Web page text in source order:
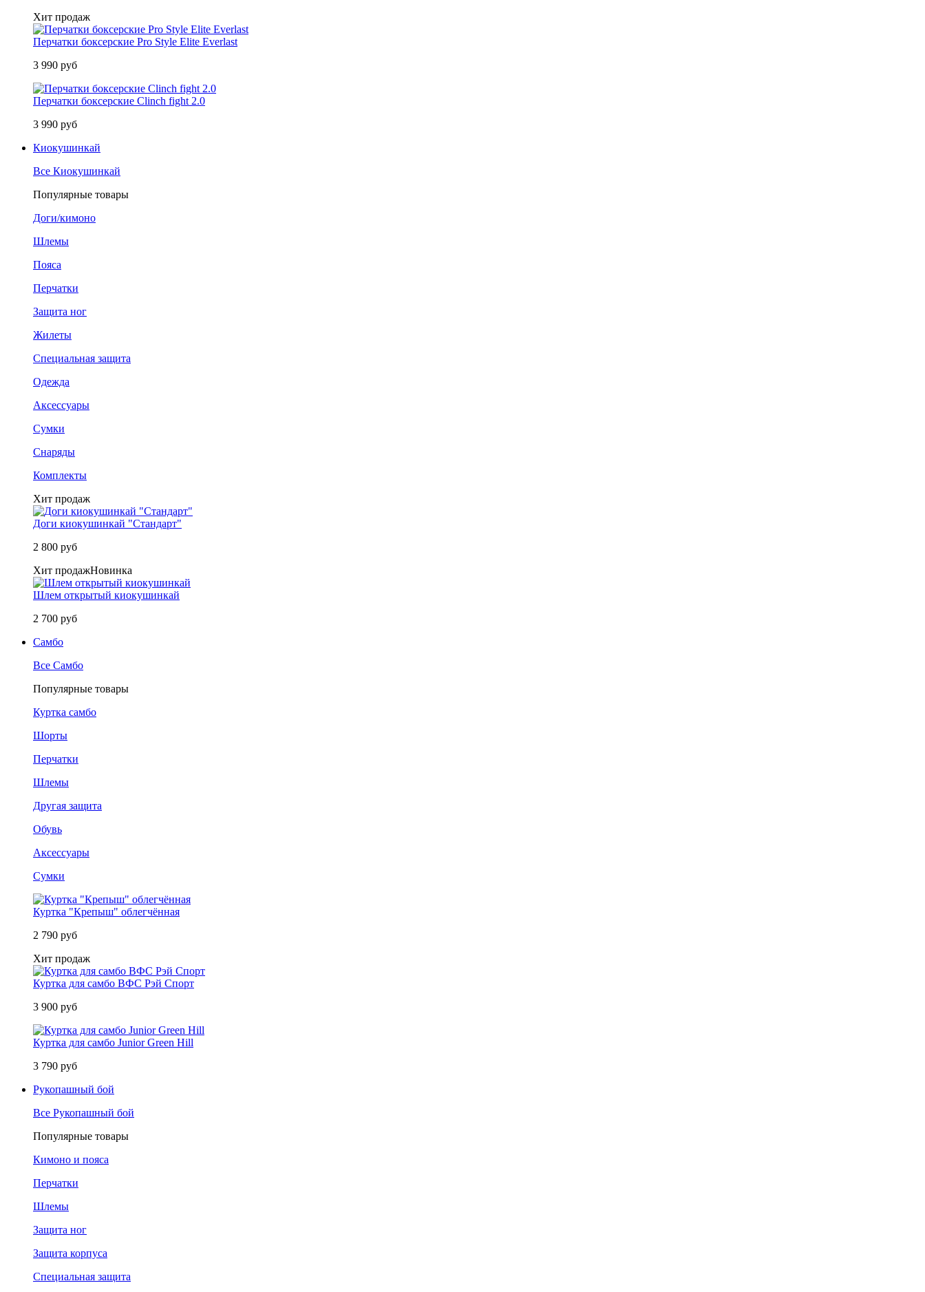
Хит продаж
Перчатки боксерские Pro Style Elite Everlast
3 990 руб
Перчатки боксерские Clinch fight 2.0
3 990 руб
Киокушинкай
Все Киокушинкай
Популярные товары
Доги/кимоно
Шлемы
Пояса
Перчатки
Защита ног
Жилеты
Специальная защита
Одежда
Аксессуары
Сумки
Снаряды
Комплекты
Хит продаж
Доги киокушинкай "Стандарт"
2 800 руб
Хит продажНовинка
Шлем открытый киокушинкай
2 700 руб
Самбо
Все Самбо
Популярные товары
Куртка самбо
Шорты
Перчатки
Шлемы
Другая защита
Обувь
Аксессуары
Сумки
Куртка "Крепыш" облегчённая
2 790 руб
Хит продаж
Куртка для самбо ВФС Рэй Спорт
3 900 руб
Куртка для самбо Junior Green Hill
3 790 руб
Рукопашный бой
Все Рукопашный бой
Популярные товары
Кимоно и пояса
Перчатки
Шлемы
Защита ног
Защита корпуса
Специальная защита